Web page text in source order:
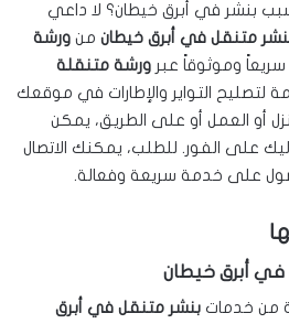
بنشر في أبرق خيطان؟ لا داعي
متنقل في أبرق خيطان من ورشة
وموثوقاً عبر ورشة متنقلة
لتصليح التواير والإطارات في موقعك
أو العمل أو على الطريق، يمكن
على الفور. للطلب، يمكنك الاتصال
على خدمة سريعة وفعالة.
في أبرق خيطان
من خدمات بنشر متنقل في أبرق